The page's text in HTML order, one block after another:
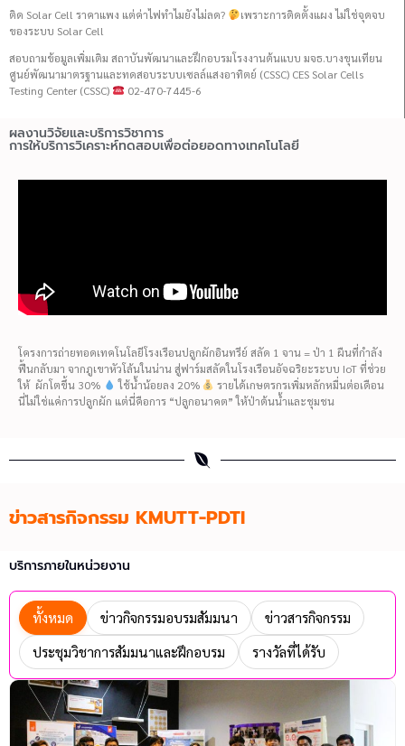
ติด Solar Cell ราคาแพง แต่ค่าไฟทำไมยังไม่ลด?
เพราะการติดตั้งแผง ไม่ใช่จุดจบ
ของระบบ Solar Cell
สอบถามข้อมูลเพิ่มเติม สถาบันพัฒนาและฝึกอบรมโรงงานต้นแบบ มจธ.บางขุนเทียน
ศูนย์พัฒนามาตรฐานและทดสอบระบบเซลล์แสงอาทิตย์ (CSSC) CES Solar Cells
Testing Center (CSSC)
02-470-7445-6
ผลงานวิจัยและบริการวิชาการ
การให้บริการวิเคราะห์ทดสอบเพื่อต่อยอดทางเทคโนโลยี
โครงการถ่ายทอดเทคโนโลยีโรงเรือนปลูกผักอินทรีย์ สลัด 1 จาน = ป่า 1 ผืนที่กำลัง
ฟื้นกลับมา จากภูเขาหัวโล้นในน่าน สู่ฟาร์มสลัดในโรงเรือนอัจฉริยะระบบ IoT ที่ช่วย
ให้ ผักโตขึ้น 30%
ใช้น้ำน้อยลง 20%
รายได้เกษตรกรเพิ่มหลักหมื่นต่อเดือน
นี่ไม่ใช่แค่การปลูกผัก แต่นี่คือการ “ปลูกอนาคต” ให้ป่าต้นน้ำและชุมชน
ข่าวสารกิจกรรม KMUTT-PDTI
บริการภายในหน่วยงาน
ทั้งหมด ข่าวกิจกรรมอบรมสัมมนา
ข่าวสารกิจกรรม
ประชุมวิชาการสัมมนาและฝึกอบรม
รางวัลที่ได้รับ